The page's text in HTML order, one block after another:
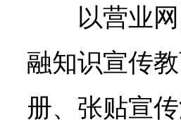
以营业
融知识宣传
册、张贴宣